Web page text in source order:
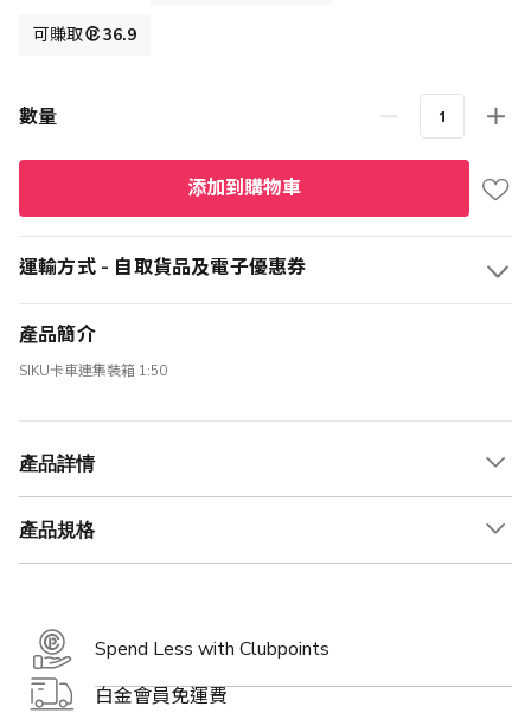
可賺取 36.9
數量
添加到購物車
運輸方式 - 自取貨品及電子優惠券
產品簡介
SIKU卡車連集裝箱 1:50
產品詳情
產品規格
Spend Less with Clubpoints
白金會員免運費